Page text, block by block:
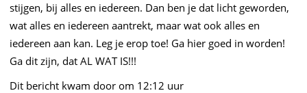
stijgen, bij alles en iedereen. Dan ben je dat licht geworden,
wat alles en iedereen aantrekt, maar wat ook alles en
iedereen aan kan. Leg je erop toe! Ga hier goed in worden!
Ga dit zijn, dat AL WAT IS!!!
Dit bericht kwam door om 12:12 uur